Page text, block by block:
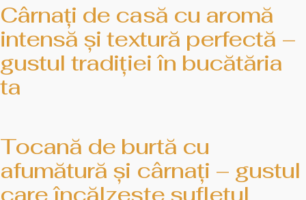
Cârnați de casă cu aromă
intensă și textură perfectă –
gustul tradiției în bucătăria
ta
Tocană de burtă cu
afumătură și cârnați – gustul
care încălzește sufletul